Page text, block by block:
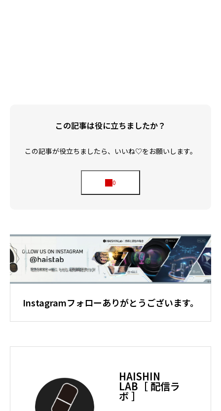
この記事は役に立ちましたか？
この記事が役立ちましたら、いいね♡をお願いします。
Instagramフォローありがとうございます。
HAISHIN
LAB［ 配信ラ
ボ ］